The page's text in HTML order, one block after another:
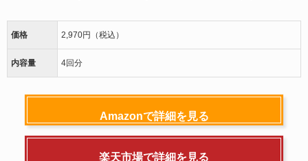
価格 2,970円（税込）
内容量 4回分
Amazonで詳細を見る
楽天市場で詳細を見る